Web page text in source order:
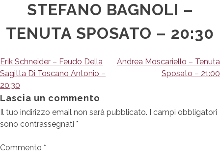
STEFANO BAGNOLI –
TENUTA SPOSATO – 20:30
Navigazione
articoli
Erik Schneider – Feudo Della
Sagitta Di Toscano Antonio –
20:30
Andrea Moscariello – Tenuta
Sposato – 21:00
Lascia un commento
Il tuo indirizzo email non sarà pubblicato. I campi obbligatori
sono contrassegnati *
Commento *